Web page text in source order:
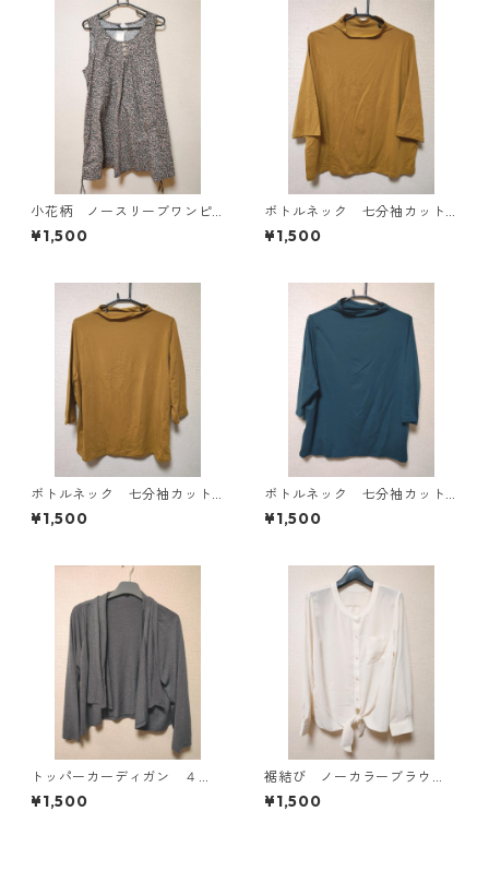
小花柄 ノースリーブワンピ
ース ４Ｌ ブラック KAE-
4819
¥1,500
ボトルネック 七分袖カット
ソー ４Ｌ マスタード KA
E-4818
¥1,500
ボトルネック 七分袖カット
ソー ４Ｌ マスタード KA
E-4816
¥1,500
ボトルネック 七分袖カット
ソー ４Ｌ ティールグリー
ン KAE-4815
¥1,500
トッパーカーディガン ４
Ｌ グレー KAE-4814
¥1,500
裾結び ノーカラーブラウ
ス ３Ｌ アイボリー KAE-
4813
¥1,500